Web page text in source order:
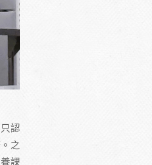
認
之
課